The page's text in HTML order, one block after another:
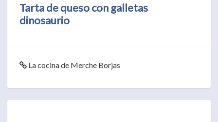
Tarta de queso con galletas
dinosaurio
La cocina de Merche Borjas